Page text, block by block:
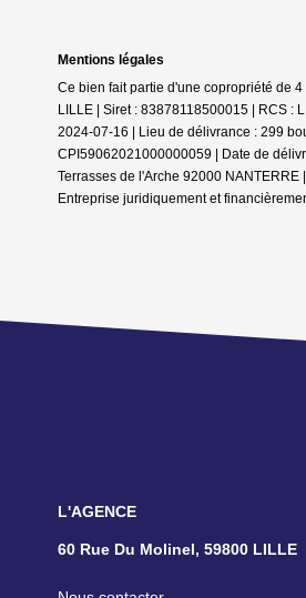
Mentions légales
Ce bien fait partie d'une copropriété de
LILLE | Siret : 83878118500015 | RCS :
2024-07-16 | Lieu de délivrance : 299
CPI59062021000000059 | Date de
Terrasses de l'Arche 92000
Entreprise juridiquement et
L'AGENCE
60 Rue Du Molinel, 59800 LILLE